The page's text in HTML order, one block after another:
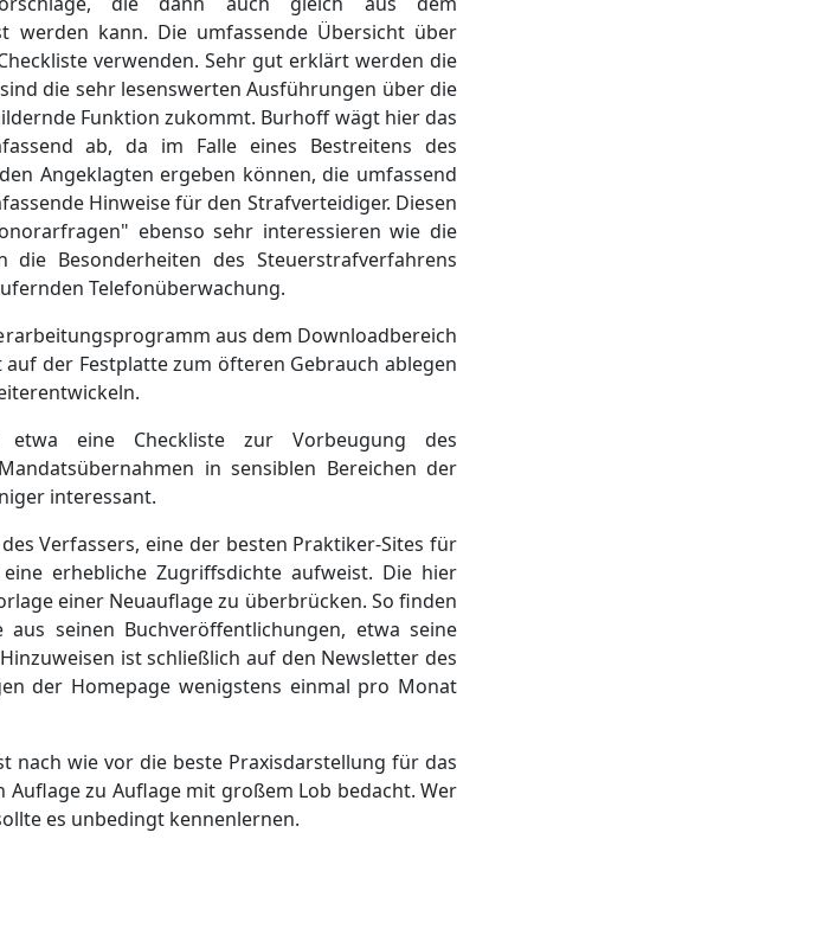
werden kann. Die umfassende Übersicht über
verwenden. Sehr gut erklärt werden die
die sehr lesenswerten Ausführungen über die
Funktion zukommt. Burhoff wägt hier das
ab, da im Falle eines Bestreitens des
Angeklagten ergeben können, die umfassend
Hinweise für den Strafverteidiger. Diesen
ebenso sehr interessieren wie die
Besonderheiten des Steuerstrafverfahrens
Telefonüberwachung.
aus dem Downloadbereich
der Festplatte zum öfteren Gebrauch ablegen
eine Checkliste zur Vorbeugung des
in sensiblen Bereichen der
interessant.
Verfassers, eine der besten Praktiker-Sites für
erhebliche Zugriffsdichte aufweist. Die hier
einer Neuauflage zu überbrücken. So finden
seinen Buchveröffentlichungen, etwa seine
ist schließlich auf den Newsletter des
der Homepage wenigstens einmal pro Monat
nach wie vor die beste Praxisdarstellung für das
zu Auflage mit großem Lob bedacht. Wer
es unbedingt kennenlernen.